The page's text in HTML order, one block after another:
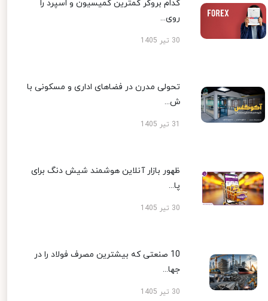
کدام بروکر کمترین کمیسیون و اسپرد را
روی...
30 تیر 1405
تحولی مدرن در فضاهای اداری و مسکونی با
ش...
ظهور بازار آنلاین هوشمند شیش دنگ برای
پا...
30 تیر 1405
10 صنعتی که بیشترین مصرف فولاد را در
جها...
30 تیر 1405